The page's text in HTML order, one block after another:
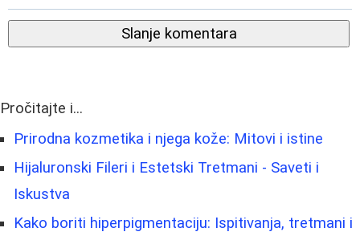
Slanje komentara
Pročitajte i...
Prirodna kozmetika i njega kože: Mitovi i istine
Hijaluronski Fileri i Estetski Tretmani - Saveti i
Iskustva
Kako boriti hiperpigmentaciju: Ispitivanja, tretmani i